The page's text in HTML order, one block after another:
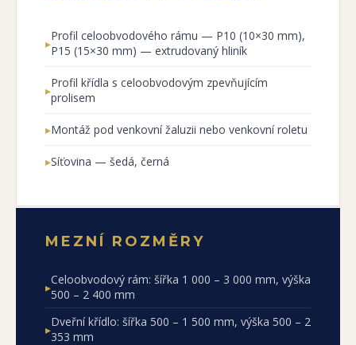
▸Profil celoobvodového rámu — P10 (10×30 mm),
P15 (15×30 mm) — extrudovaný hliník
▸Profil křídla s celoobvodovým zpevňujícím
prolisem
▸Montáž pod venkovní žaluzii nebo venkovní roletu
▸Síťovina — šedá, černá
MEZNÍ ROZMĚRY
▸Celoobvodový rám: šířka 1 000 – 3 000 mm, výška
500 – 2 400 mm
▸Dveřní křídlo: šířka 500 – 1 500 mm, výška 500 – 2
353 mm